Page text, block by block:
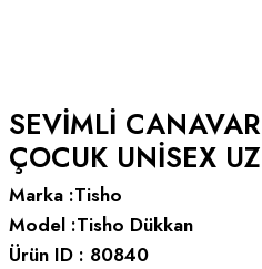
SEVIMLI
ÇOCUK UNISEX
Marka :Tisho
Model :Tisho Dükkan
Ürün ID : 80840